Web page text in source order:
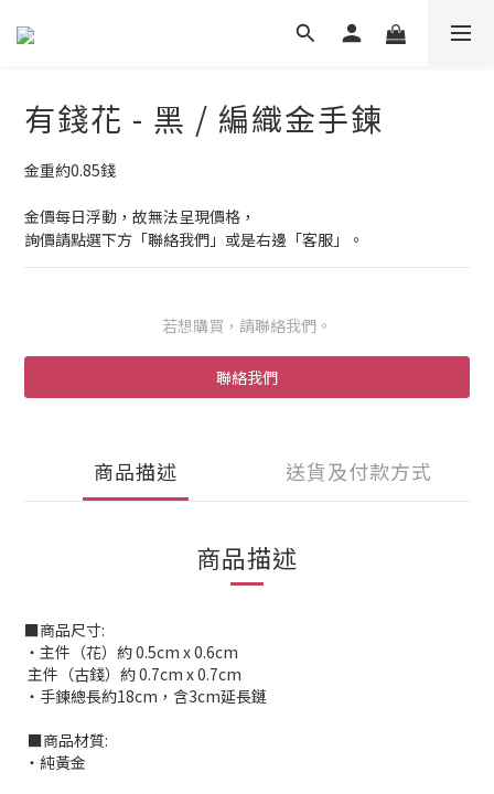
有錢花 - 黑 / 編織金手鍊
金重約0.85錢
金價每日浮動，故無法呈現價格，
詢價請點選下方「聯絡我們」或是右邊「客服」。
若想購買，請聯絡我們。
聯絡我們
商品描述 送貨及付款方式
商品描述
■商品尺寸:
‧主件（花）約 0.5cm x 0.6cm
主件（古錢）約 0.7cm x 0.7cm
‧手鍊總長約18cm，含3cm延長鏈
■商品材質:
‧純黃金